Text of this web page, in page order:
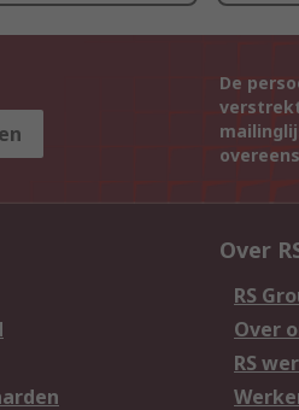
De
Over
RS
Over
RS